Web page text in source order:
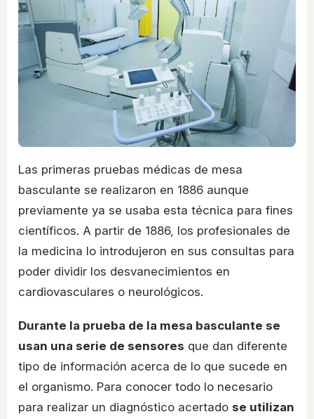
Las primeras pruebas médicas de mesa
basculante se realizaron en 1886 aunque
previamente ya se usaba esta técnica para fines
científicos. A partir de 1886, los profesionales de
la medicina lo introdujeron en sus consultas para
poder dividir los desvanecimientos en
cardiovasculares o neurológicos.
Durante la prueba de la mesa basculante se
usan una serie de sensores que dan diferente
tipo de información acerca de lo que sucede en
el organismo. Para conocer todo lo necesario
para realizar un diagnóstico acertado se utilizan